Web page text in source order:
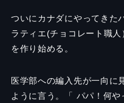
ついにカナダにやってきた
ラティエ(チョコレート職
を作り始める。
医学部への編入先が一向に
ように言う。「 パパ！何